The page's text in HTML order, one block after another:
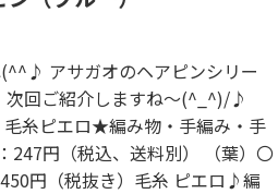
アサガオのヘアピンシリー
回ご紹介しますね～(^_^)/♪
毛糸ピエロ★編み物・手編み・手
円（税込、送料別） （葉）〇
円（税抜き）毛糸 ピエロ♪編